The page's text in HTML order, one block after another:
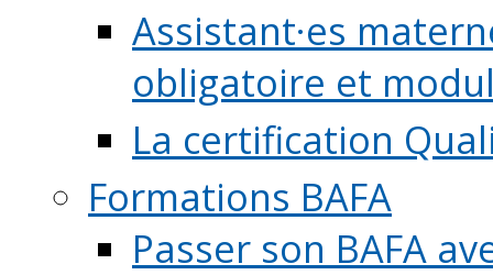
Assistant·es
obligatoire et
La certification
Formations BAFA
Passer son BAFA